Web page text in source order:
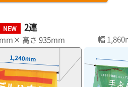
NEW 2連
高さ 935mm 幅